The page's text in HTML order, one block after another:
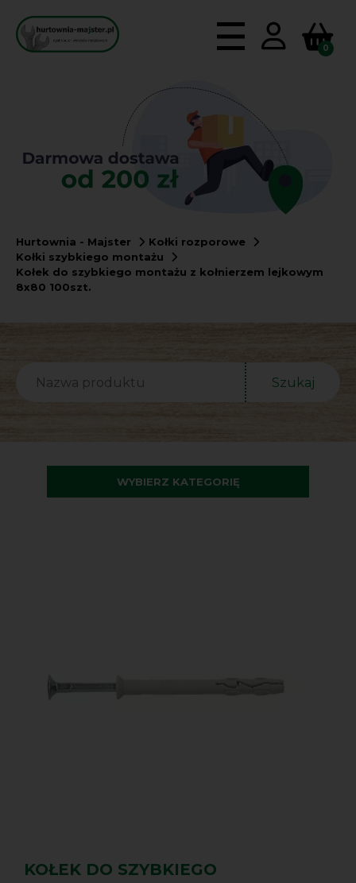
0
Hurtownia - Majster
Kołki rozporowe
Kołki szybkiego montażu
Kołek do szybkiego montażu z kołnierzem lejkowym
8x80 100szt.
WYBIERZ KATEGORIĘ
Szukaj
KOŁEK DO SZYBKIEGO